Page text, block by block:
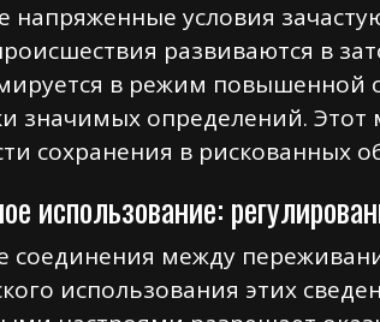
напряженные условия
развиваются в
в режим повышенной
значимых определений.
сохранения в рискованных
использование:
соединения между
использования этих